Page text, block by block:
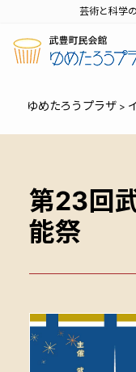
芸術と科学
ゆめたろうプラザ >
第23回
能祭